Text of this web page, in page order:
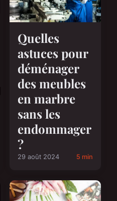
Quelles
astuces pour
déménager
des meubles
en marbre
sans les
endommager
?
29 août 2024 5 min